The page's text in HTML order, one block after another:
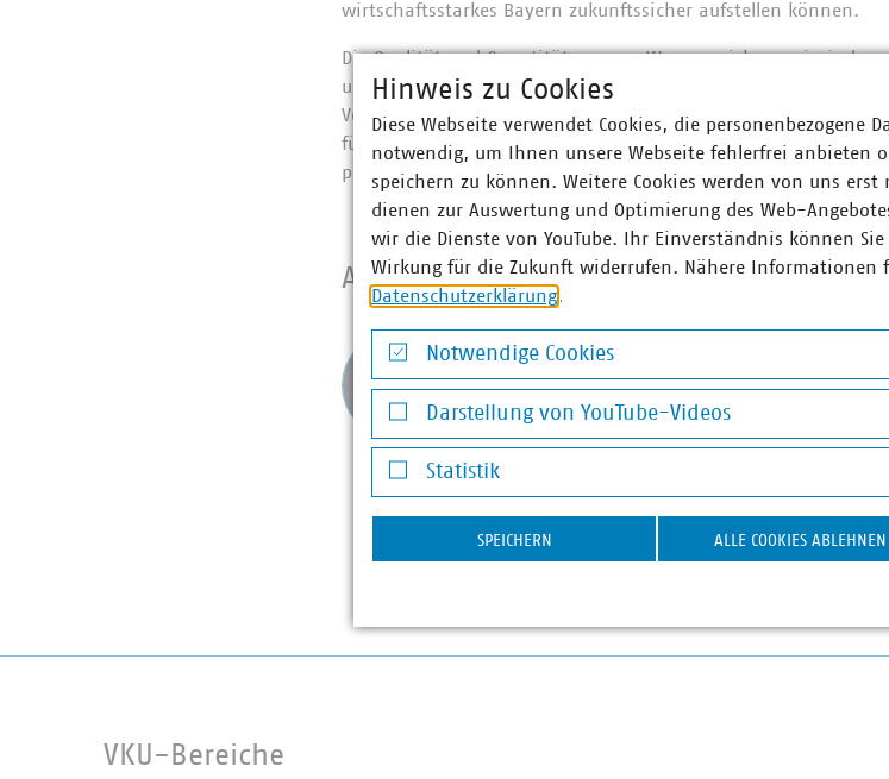
wirtschaftsstarkes Bayern zukunftssicher aufstellen können.
Die Qualität und Quantität unseres Wassers sichern wir,
unseren Wasserressourcen sicherstellen und die
Verursacherprinzip einfordern. Investitionen in den
für eine sichere Wasserversorgung, eine nachhaltige und
präventiven Hochwasser- und Starkregenschutz zu.
Ansprechpartner
Anne-Sophie Dörnbrack
Senior-Fachgebietsleiterin
0171 7539663
doernbrack(at)vku(dot)de
VKU-Bereiche
Hinweis zu Cookies
Diese Webseite verwendet Cookies, die personenbezogene
notwendig, um Ihnen unsere Webseite fehlerfrei anbieten
speichern zu können. Weitere Cookies werden von uns
dienen zur Auswertung und Optimierung des Web-
wir die Dienste von YouTube. Ihr Einverständnis können
Wirkung für die Zukunft widerrufen. Nähere Informationen
Datenschutzerklärung.
Notwendige Cookies
Notwendige Cookies
Darstellung von YouTube-Videos
Darstellung von YouTube-Videos
Statistik
Statistik
SPEICHERN ALLE COOKIES ABLEHNEN